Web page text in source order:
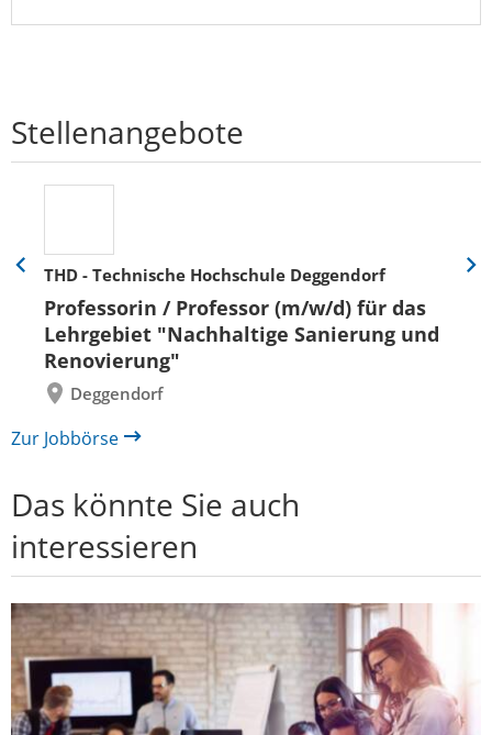
Stellenangebote
THD - Technische Hochschule Deggendorf
Professorin / Professor (m/w/d) für das
Lehrgebiet "Nachhaltige Sanierung und
Renovierung"
Deggendorf
Eine
zurück
Eine
Zur Jobbörse
Das könnte Sie auch
interessieren